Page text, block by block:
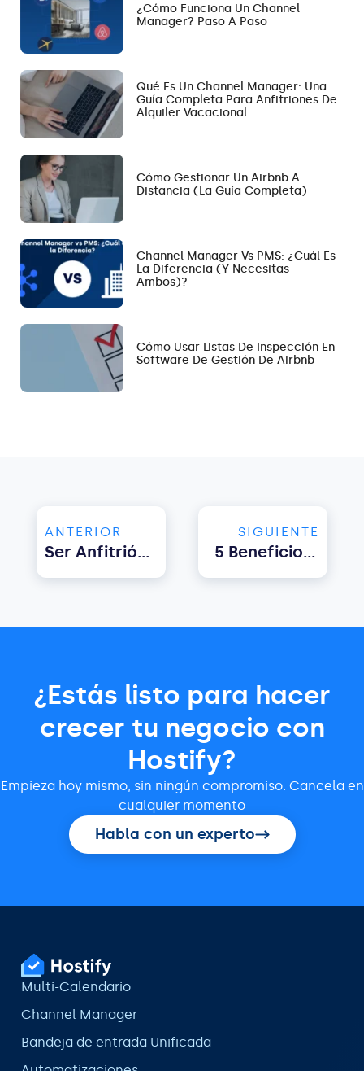
¿Cómo Funciona Un Channel
Manager? Paso A Paso
Qué Es Un Channel Manager: Una
Guía Completa Para Anfitriones De
Alquiler Vacacional
Cómo Gestionar Un Airbnb A
Distancia (la Guía Completa)
Channel Manager Vs PMS: ¿Cuál Es
La Diferencia (y Necesitas
Ambos)?
Cómo Usar Listas De Inspección En
Software De Gestión De Airbnb
ANTERIOR
Ser Anfitrión De Airbnb En Australia En 2024: Panorama De Las Nuevas Regulaciones
SIGUIENTE
5 Beneficios De Un Channel Manager Para Alquileres Vacacionales
¿Estás listo para hacer
crecer tu negocio con
Hostify?
Empieza hoy mismo, sin ningún compromiso. Cancela en
cualquier momento
Habla con un experto
Multi-Calendario
Channel Manager
Bandeja de entrada Unificada